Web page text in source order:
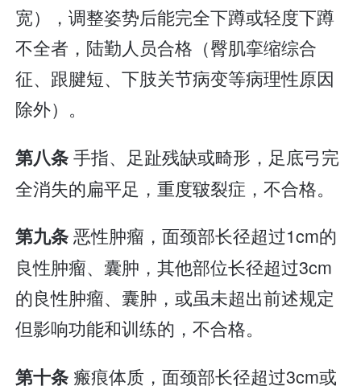
宽），调整姿势后能完全下蹲或轻度下蹲
不全者，陆勤人员合格（臀肌挛缩综合
征、跟腱短、下肢关节病变等病理性原因
除外）。
第八条手指、足趾残缺或畸形，足底弓完
全消失的扁平足，重度皲裂症，不合格。
第九条恶性肿瘤，面颈部长径超过1cm的
良性肿瘤、囊肿，其他部位长径超过3cm
的良性肿瘤、囊肿，或虽未超出前述规定
但影响功能和训练的，不合格。
第十条 瘢痕体质，面颈部长径超过3cm或